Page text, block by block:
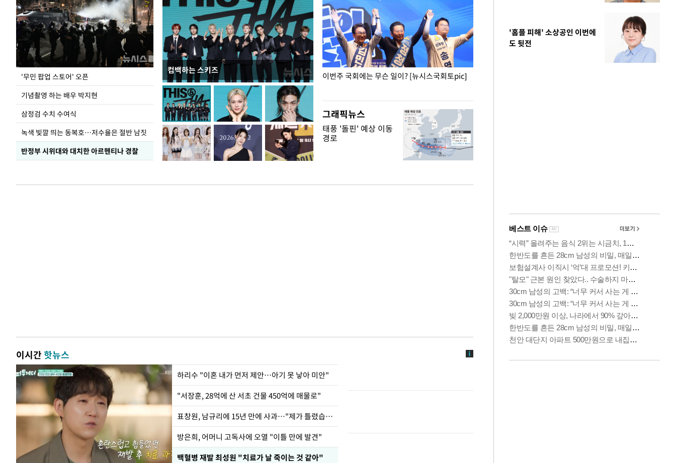
'무민 팝업 스토어' 오픈
기념촬영 하는 배우 박지현
삼정검 수치 수여식
녹색 빛깔 띄는 동복호…저수율은 절반 남짓
반정부 시위대와 대치한 아르헨티나 경찰
컴백하는 스키즈
이 대통령, 국가폭력 피해자에 위로·사과…"국가
가 책임지고 치유"
이번주 국회에는 무슨 일이? [뉴시스국회토pic]
그래픽뉴스
태풍 '돌핀' 예상 이동
경로
이시간핫뉴스
하리수 "이혼 내가 먼저 제안…아기 못 낳아 미안"
"서장훈, 28억에 산 서초 건물 450억에 매물로"
표창원, 남규리에 15년 만에 사과…"제가 틀렸습니다"
방은희, 어머니 고독사에 오열 "이틀 만에 발견"
백혈병 재발 최성원 "치료가 날 죽이는 것 같아"
'홈플 피해' 소상공인 이번에
도 뒷전